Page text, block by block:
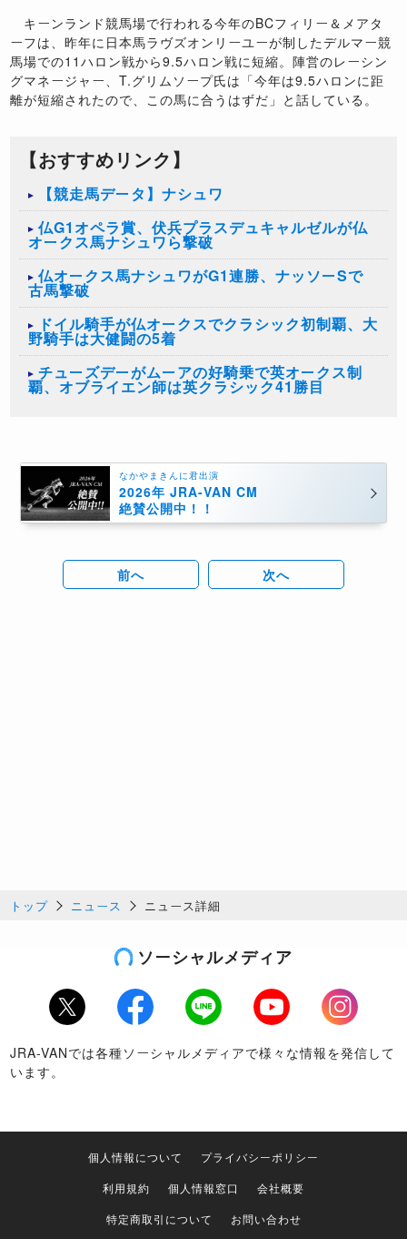
キーンランド競馬場で行われる今年のBCフィリー＆メアタ
ーフは、昨年に日本馬ラヴズオンリーユーが制したデルマー競
馬場での11ハロン戦から9.5ハロン戦に短縮。陣営のレーシン
グマネージャー、T.グリムソープ氏は「今年は9.5ハロンに距
離が短縮されたので、この馬に合うはずだ」と話している。
【おすすめリンク】
【競走馬データ】ナシュワ
仏G1オペラ賞、伏兵プラスデュキャルゼルが仏
オークス馬ナシュワら撃破
仏オークス馬ナシュワがG1連勝、ナッソーSで
古馬撃破
ドイル騎手が仏オークスでクラシック初制覇、大
野騎手は大健闘の5着
チューズデーがムーアの好騎乗で英オークス制
覇、オブライエン師は英クラシック41勝目
なかやまきんに君出演
2026年 JRA-VAN CM
絶賛公開中！！
前へ 次へ
トップ ニュース ニュース詳細
ソーシャルメディア
Twitter Facebook LINE Youtube
Instagram
JRA-VANでは各種ソーシャルメディアで様々な情報を発信して
います。
個人情報について
プライバシーポリシー
利用規約
個人情報窓口
会社概要
特定商取引について
お問い合わせ